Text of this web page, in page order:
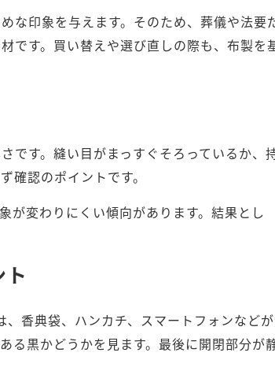
な印象を与えます。そのため、葬儀や法要
です。買い替えや選び直しの際も、布製を
です。縫い目がまっすぐそろっているか、
確認のポイントです。
が変わりにくい傾向があります。結果とし
香典袋、ハンカチ、スマートフォンなど
る黒かどうかを見ます。最後に開閉部分が